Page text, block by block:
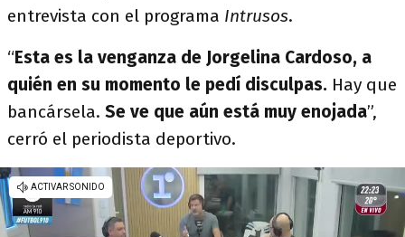
entrevista con el programa Intrusos.
“Esta es la venganza de Jorgelina Cardoso, a
quién en su momento le pedí disculpas. Hay que
bancársela. Se ve que aún está muy enojada”,
cerró el periodista deportivo.